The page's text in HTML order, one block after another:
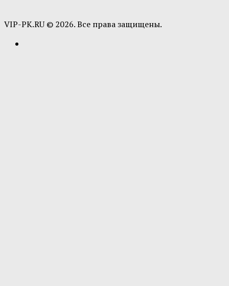
VIP-PK.RU © 2026. Все права защищены.